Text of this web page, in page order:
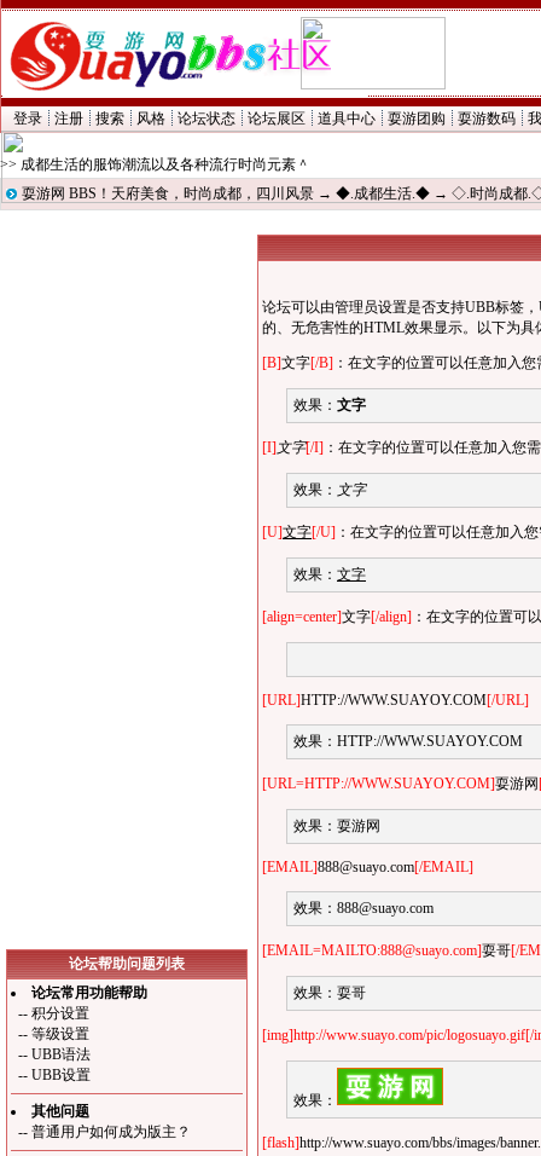
登录 注册 搜索 风格 论坛状态 论坛展区 道具中心 耍游团购 耍游数码
>> 成都生活的服饰潮流以及各种流行时尚元素＾
耍游网 BBS！天府美食，时尚成都，四川风景 → ◆.成都生活.◆ → ◇.时尚成都
论坛帮助问题列表
论坛常用功能帮助
-- 积分设置
-- 等级设置
-- UBB语法
-- UBB设置
其他问题
-- 普通用户如何成为版主？
论坛可以由管理员设置是否支持UBB标签
的、无危害性的HTML效果显示。以下为具
[B]文字[/B] ：在文字的位置可以任意加入
效果： 文字
[I] 文字[/I] ：在文字的位置可以任意加入您
效果： 文字
[U]文字[/U] ：在文字的位置可以任意加入
效果： 文字
[align=center]文字[/align] ：在文字的位置可
[URL]HTTP://WWW.SUAYOY.COM[/URL]
效果： HTTP://WWW.SUAYOY.COM
[URL=HTTP://WWW.SUAYOY.COM]耍游网
效果： 耍游网
[EMAIL]888@suayo.com[/EMAIL]
效果： 888@suayo.com
[EMAIL=MAILTO:888@suayo.com]耍哥[/
效果： 耍哥
[img]http://www.suayo.com/pic/logosuayo.gif[/
效果：
[flash]http://www.suayo.com/bbs/images/